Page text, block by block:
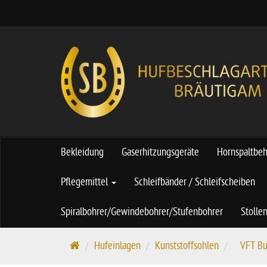
Bekleidung Gaserhitzungsgeräte
Pflegemittel Schleifbänder / Schleifscheiben
Spiralbohrer/Gewindebohrer/Stufenbohrer Stollen
S
Hufeinlagen Kunststoffsohlen VFT